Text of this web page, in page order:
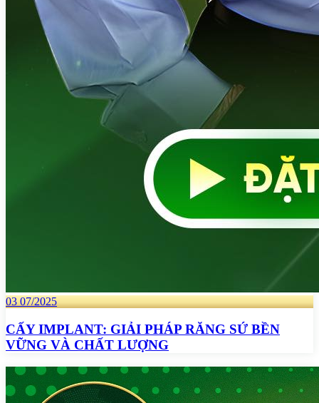
03 07/2025
CẤY IMPLANT: GIẢI PHÁP RĂNG SỨ BỀN
VỮNG VÀ CHẤT LƯỢNG